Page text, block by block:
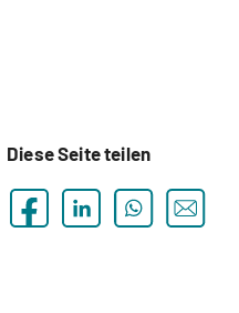
Diese Seite teilen